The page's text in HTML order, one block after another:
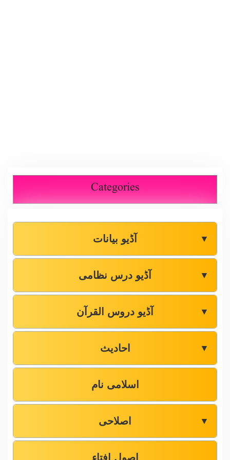
Categories
آڈیو بیانات ▼
آڈیو درس نظامی ▼
آڈیو دروس القرآن ▼
احادیث ▼
اسلامی نام
اصلاحی ▼
اصول افتاء